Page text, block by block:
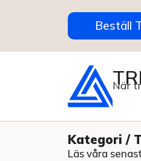
Beställ
När
Kategori /
Läs våra